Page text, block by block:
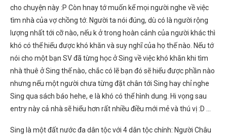
cho chuyện này :P Còn hnay tớ muốn kể mọi người nghe về việc
tìm nhà của vợ chồng tớ. Người ta nói đúng, dù có là người rộng
lượng nhất tới cỡ nào, nếu k ở trong hoàn cảnh của người khác thì
khó có thể hiểu được khó khăn và suy nghĩ của họ thế nào. Nếu tớ
nói cho một bạn SV đã từng học ở Sing về việc khó khăn khi tìm
nhà thuê ở Sing thế nào, chắc có lẽ bạn đó sẽ hiểu được phần nào
nhưng nếu một người chưa từng đặt chân tới Sing hay chỉ nghe
Sing qua sách báo hehe, e là khó có thể hình dung. Hi vọng sau
entry này cả nhà sẽ hiểu hơn rất nhiều điều mới mẻ và thú vị :D …
Sing là một đất nước đa dân tộc với 4 dân tộc chính: Người Châu